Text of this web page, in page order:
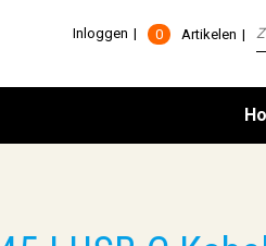
0 Artikelen
Inloggen